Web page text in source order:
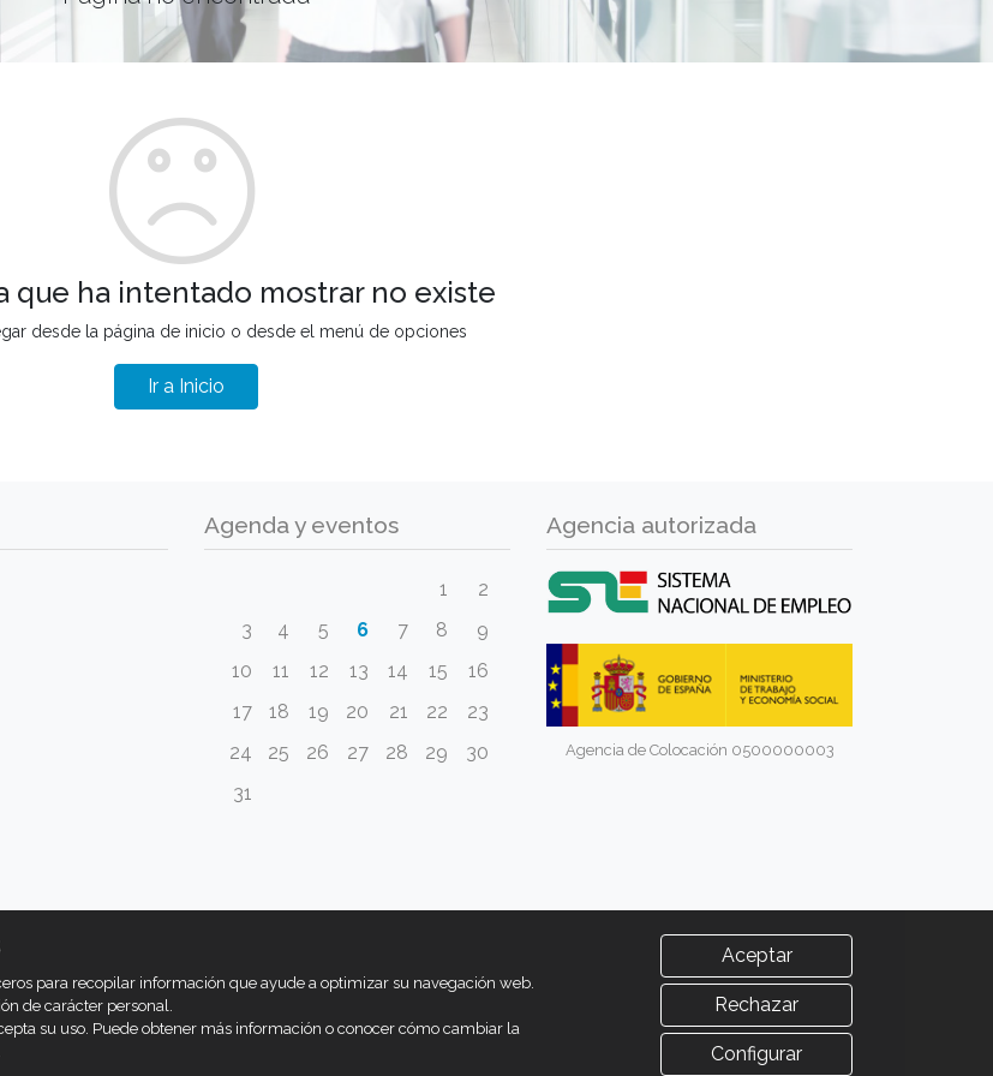
que ha intentado mostrar no existe
desde la página de inicio o desde el menú de opciones
Ir a Inicio
Agenda y eventos
1
2
3
4 5 6 7 8
9
10
11 12 13 14 15
16
17
18 19 20 21 22
23
24
25 26 27 28 29
30
31
Agencia autorizada
Agencia de Colocación 0500000003
para recopilar información que ayude a optimizar su navegación web.
de carácter personal.
su uso. Puede obtener más información o conocer cómo cambiar la
Aceptar
Rechazar
Configurar